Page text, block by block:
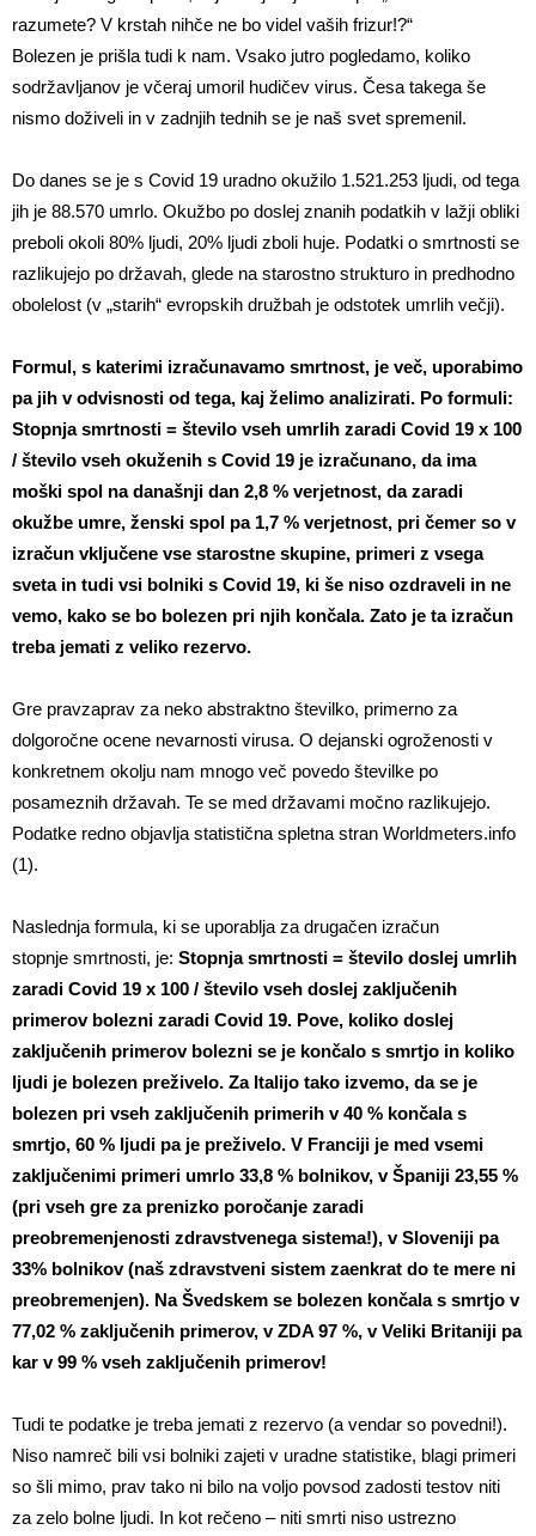
razumete? V krstah nihče ne bo videl vaših frizur!?“
Bolezen je prišla tudi k nam. Vsako jutro pogledamo, koliko
sodržavljanov je včeraj umoril hudičev virus. Česa takega še
nismo doživeli in v zadnjih tednih se je naš svet spremenil.
Do danes se je s Covid 19 uradno okužilo 1.521.253 ljudi, od tega
jih je 88.570 umrlo. Okužbo po doslej znanih podatkih v lažji obliki
preboli okoli 80% ljudi, 20% ljudi zboli huje. Podatki o smrtnosti se
razlikujejo po državah, glede na starostno strukturo in predhodno
obolelost (v „starih“ evropskih družbah je odstotek umrlih večji).
Formul, s katerimi izračunavamo smrtnost, je več, uporabimo
pa jih v odvisnosti od tega, kaj želimo analizirati. Po formuli:
Stopnja smrtnosti = število vseh umrlih zaradi Covid 19 x 100
/ število vseh okuženih s Covid 19 je izračunano, da ima
moški spol na današnji dan 2,8 % verjetnost, da zaradi
okužbe umre, ženski spol pa 1,7 % verjetnost, pri čemer so v
izračun vključene vse starostne skupine, primeri z vsega
sveta in tudi vsi bolniki s Covid 19, ki še niso ozdraveli in ne
vemo, kako se bo bolezen pri njih končala. Zato je ta izračun
treba jemati z veliko rezervo.
Gre pravzaprav za neko abstraktno številko, primerno za
dolgoročne ocene nevarnosti virusa. O dejanski ogroženosti v
konkretnem okolju nam mnogo več povedo številke po
posameznih državah. Te se med državami močno razlikujejo.
Podatke redno objavlja statistična spletna stran Worldmeters.info
(1).
Naslednja formula, ki se uporablja za drugačen izračun
stopnje smrtnosti, je: Stopnja smrtnosti = število doslej umrlih
zaradi Covid 19 x 100 / število vseh doslej zaključenih
primerov bolezni zaradi Covid 19. Pove, koliko doslej
zaključenih primerov bolezni se je končalo s smrtjo in koliko
ljudi je bolezen preživelo. Za Italijo tako izvemo, da se je
bolezen pri vseh zaključenih primerih v 40 % končala s
smrtjo, 60 % ljudi pa je preživelo. V Franciji je med vsemi
zaključenimi primeri umrlo 33,8 % bolnikov, v Španiji 23,55 %
(pri vseh gre za prenizko poročanje zaradi
preobremenjenosti zdravstvenega sistema!), v Sloveniji pa
33% bolnikov (naš zdravstveni sistem zaenkrat do te mere ni
preobremenjen). Na Švedskem se bolezen končala s smrtjo v
77,02 % zaključenih primerov, v ZDA 97 %, v Veliki Britaniji pa
kar v 99 % vseh zaključenih primerov!
Tudi te podatke je treba jemati z rezervo (a vendar so povedni!).
Niso namreč bili vsi bolniki zajeti v uradne statistike, blagi primeri
so šli mimo, prav tako ni bilo na voljo povsod zadosti testov niti
za zelo bolne ljudi. In kot rečeno – niti smrti niso ustrezno